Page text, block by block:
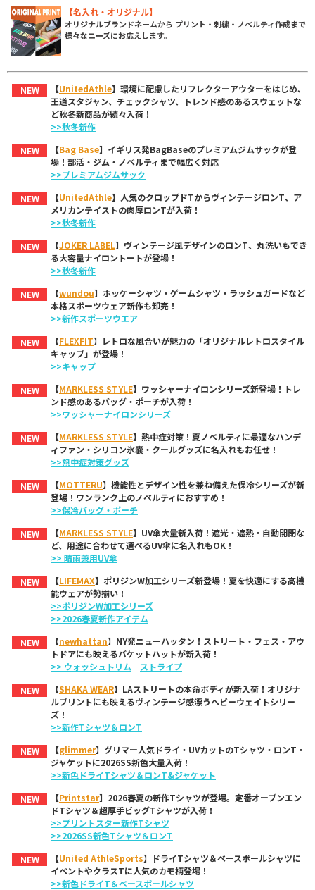
【名入れ・オリジナル】
オリジナルブランドネームから プリント・刺繍・ノベルティ作成まで
様々なニーズにお応えします。
NEW 【UnitedAthle】環境に配慮したリフレクターアウターをはじめ、
王道スタジャン、チェックシャツ、トレンド感のあるスウェットな
ど秋冬新商品が続々入荷！
>>秋冬新作
NEW
【Bag Base】イギリス発BagBaseのプレミアムジムサックが登
場！部活・ジム・ノベルティまで幅広く対応
>>プレミアムジムサック
NEW
【UnitedAthle】人気のクロップドTからヴィンテージロンT、ア
メリカンテイストの肉厚ロンTが入荷！
>>秋冬新作
NEW
【JOKER LABEL】ヴィンテージ風デザインのロンT、丸洗いもでき
る大容量ナイロントートが登場！
>>秋冬新作
NEW
【wundou】ホッケーシャツ・ゲームシャツ・ラッシュガードなど
本格スポーツウェア新作も卸売！
>>新作スポーツウエア
NEW
【FLEXFIT】レトロな風合いが魅力の「オリジナルレトロスタイル
キャップ」が登場！
>>キャップ
NEW
【MARKLESS STYLE】ワッシャーナイロンシリーズ新登場！トレ
ンド感のあるバッグ・ポーチが入荷！
>>ワッシャーナイロンシリーズ
NEW
【MARKLESS STYLE】熱中症対策！夏ノベルティに最適なハンデ
ィファン・シリコン氷嚢・クールグッズに名入れもお任せ！
>>熱中症対策グッズ
NEW
【MOTTERU】機能性とデザイン性を兼ね備えた保冷シリーズが新
登場！ワンランク上のノベルティにおすすめ！
>>保冷バッグ・ポーチ
NEW
【MARKLESS STYLE】UV傘大量新入荷！遮光・遮熱・自動開閉な
ど、用途に合わせて選べるUV傘に名入れもOK！
>> 晴雨兼用UV傘
NEW
【LIFEMAX】ポリジンW加工シリーズ新登場！夏を快適にする高機
能ウェアが勢揃い！
>>ポリジンW加工シリーズ
>>2026春夏新作アイテム
NEW
【newhattan】NY発ニューハッタン！ストリート・フェス・アウ
トドアにも映えるバケットハットが新入荷！
>> ウォッシュトリム ｜ ストライプ
NEW
【SHAKA WEAR】LAストリートの本命ボディが新入荷！オリジナ
ルプリントにも映えるヴィンテージ感漂うヘビーウェイトシリー
ズ！
>>新作Tシャツ＆ロンT
NEW
【glimmer】グリマー人気ドライ・UVカットのTシャツ・ロンT・
ジャケットに2026SS新色大量入荷！
>>新色ドライTシャツ＆ロンT&ジャケット
NEW
【Printstar】2026春夏の新作Tシャツが登場。定番オープンエン
ドTシャツ＆超厚手ビッグTシャツが入荷！
>>プリントスター新作Tシャツ
>>2026SS新色Tシャツ＆ロンT
NEW
【United AthleSports】ドライTシャツ＆ベースボールシャツに
イベントやクラスTに人気のカモ柄登場！
>>新色ドライT＆ベースボールシャツ